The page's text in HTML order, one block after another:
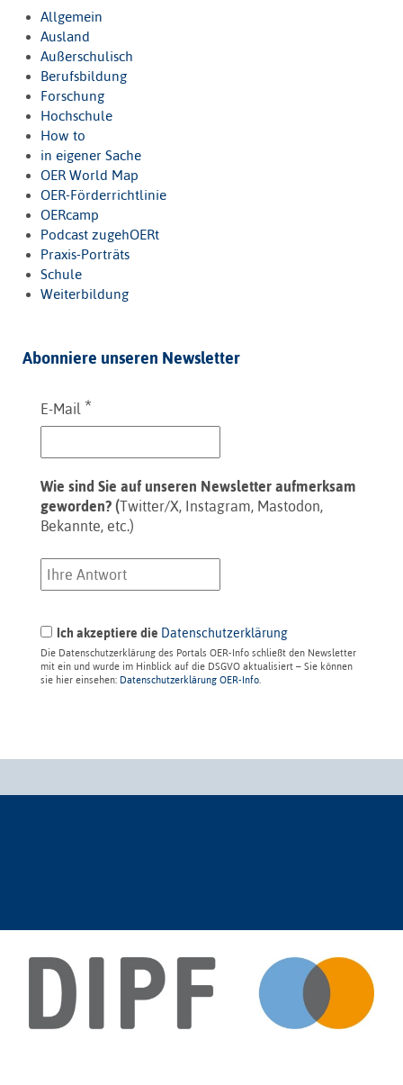
Allgemein
Ausland
Außerschulisch
Berufsbildung
Forschung
Hochschule
How to
in eigener Sache
OER World Map
OER-Förderrichtlinie
OERcamp
Podcast zugehOERt
Praxis-Porträts
Schule
Weiterbildung
Abonniere unseren Newsletter
E-Mail *
Wie sind Sie auf unseren Newsletter aufmerksam
geworden? (Twitter/X, Instagram, Mastodon,
Bekannte, etc.)
Ich akzeptiere die Datenschutzerklärung
Die Datenschutzerklärung des Portals OER-Info schließt den Newsletter
mit ein und wurde im Hinblick auf die DSGVO aktualisiert – Sie können
sie hier einsehen: Datenschutzerklärung OER-Info